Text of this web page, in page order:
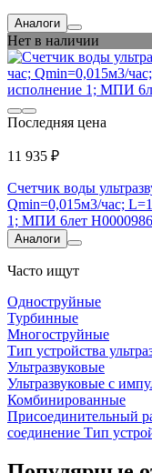
Аналоги
Нет в наличии
Последняя цена
11 935 ₽
Счетчик воды
Qmin=0,015м3/час;
1; МПИ 6лет
Аналоги
Часто ищут
Одноструйные
Турбинные
Многоструйные
Тип устройства
Ультразвуковые
Ультразвуковые с
Комбинированные
Присоединительный
соединение Тип